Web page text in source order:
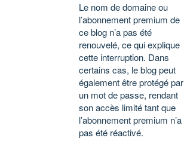
Le nom de domaine ou
l’abonnement premium de
ce blog n’a pas été
renouvelé, ce qui explique
cette interruption. Dans
certains cas, le blog peut
également être protégé par
un mot de passe, rendant
son accès limité tant que
l’abonnement premium n’a
pas été réactivé.